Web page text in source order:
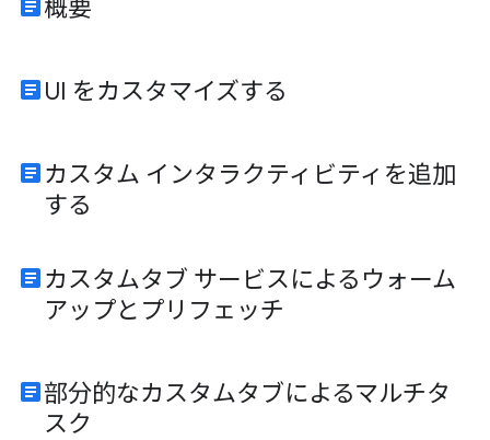
article概要
article UI をカスタマイズする
article カスタム インタラクティビティを追加
する
article カスタムタブ サービスによるウォーム
アップとプリフェッチ
article部分的なカスタムタブによるマルチタ
スク